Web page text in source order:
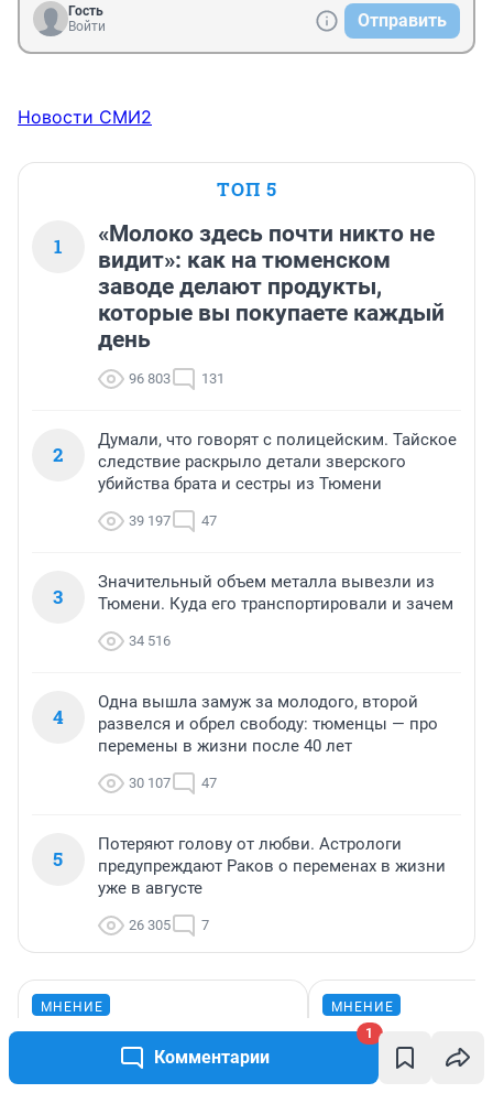
Комментарии
1
Гость
Войти
Отправить
Новости СМИ2
ТОП 5
1
«Молоко здесь почти никто не
видит»: как на тюменском
заводе делают продукты,
которые вы покупаете каждый
день
96 803 131
2
Думали, что говорят с полицейским. Тайское
следствие раскрыло детали зверского
убийства брата и сестры из Тюмени
39 197 47
3
Значительный объем металла вывезли из
Тюмени. Куда его транспортировали и зачем
34 516
4
Одна вышла замуж за молодого, второй
развелся и обрел свободу: тюменцы — про
перемены в жизни после 40 лет
30 107 47
5
Потеряют голову от любви. Астрологи
предупреждают Раков о переменах в жизни
уже в августе
26 305 7
МНЕНИЕ
Самая доступная
заграница. Тюменец
МНЕНИЕ
«Спуталась
пургу». Врач —